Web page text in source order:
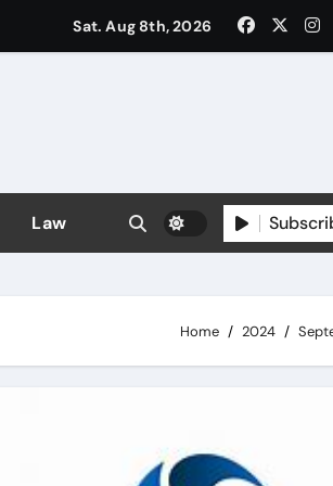
Sat. Aug 8th, 2026
Law
Home 2024